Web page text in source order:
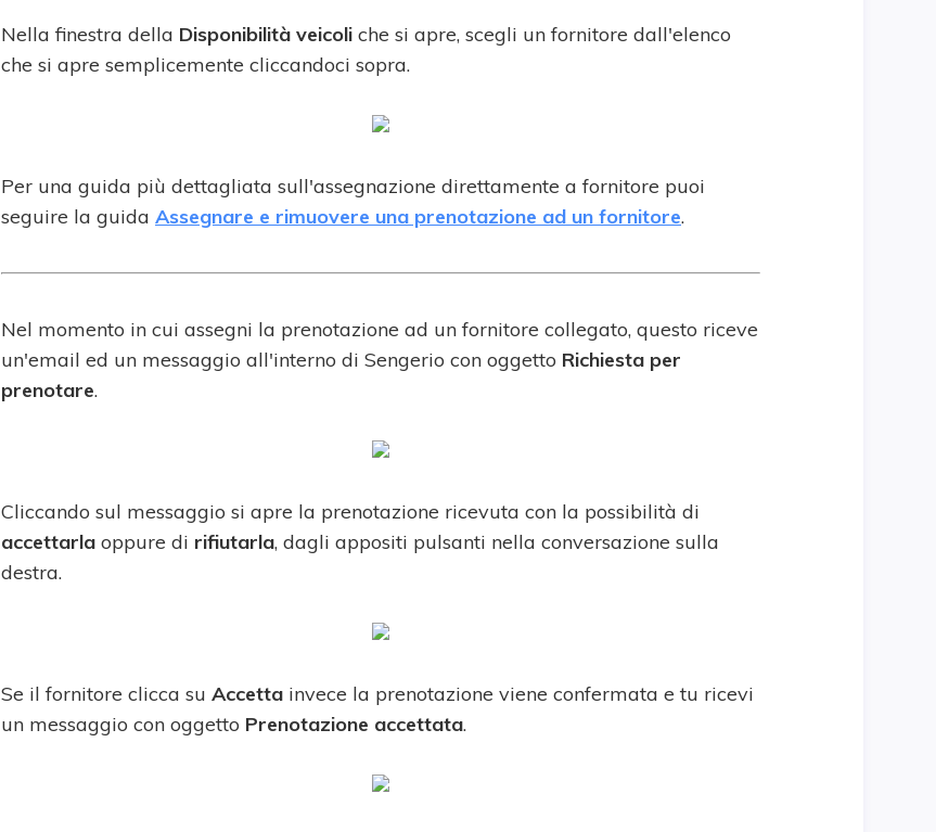
Nella finestra della Disponibilità veicoli che si apre, scegli un fornitore dall'elenco
che si apre semplicemente cliccandoci sopra.
Per una guida più dettagliata sull'assegnazione direttamente a fornitore puoi
seguire la guida Assegnare e rimuovere una prenotazione ad un fornitore.
Nel momento in cui assegni la prenotazione ad un fornitore collegato, questo riceve
un'email ed un messaggio all'interno di Sengerio con oggetto Richiesta per
prenotare.
Cliccando sul messaggio si apre la prenotazione ricevuta con la possibilità di
accettarla oppure di rifiutarla, dagli appositi pulsanti nella conversazione sulla
destra.
Se il fornitore clicca su Accetta invece la prenotazione viene confermata e tu ricevi
un messaggio con oggetto Prenotazione accettata.